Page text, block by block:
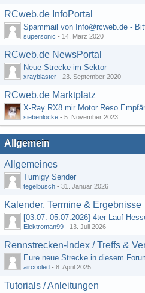
RCweb.de InfoPortal
Spammail von Info@rcweb.de -
supersonic - 14. März 2020
RCweb.de NewsPortal
Neue Strecke im Sektor
xrayblaster - 23. September 2020
RCweb.de Marktplatz
X-Ray RX8 mir Motor Reso
siebenlocke - 5. November 2023
Allgemein
Allgemeines
Turnigy Sender
tegelbusch - 31. Januar 2026
Kalender, Termine & Ergebnisse
Elektroman99 - 13. Juli 2026
Rennstrecken-Index / Treffs &
Eure neue Strecke in diesem
aircooled - 8. April 2025
Tutorials / Anleitungen